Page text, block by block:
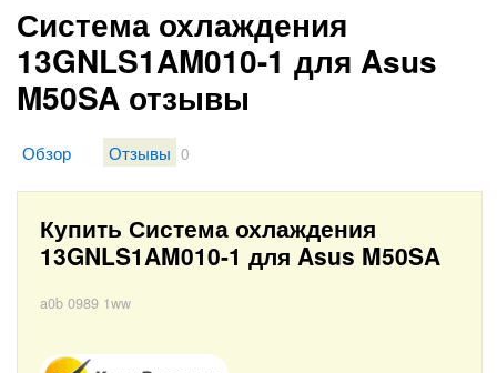
Система охлаждения
13GNLS1AM010-1 для Asus
M50SA отзывы
Обзор Отзывы 0
Купить Система охлаждения
13GNLS1AM010-1 для Asus M50SA
a0b 0989 1ww